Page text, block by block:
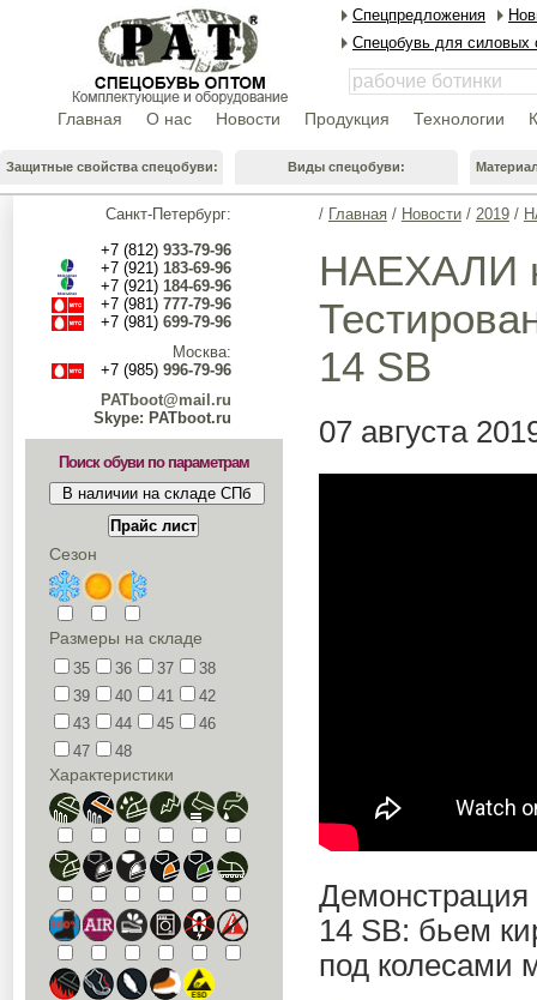
Санкт-Петербург:
+7 (812) 933-79-96
+7 (921) 183-69-96
+7 (921) 184-69-96
+7 (981) 777-79-96
+7 (981) 699-79-96
Москва:
+7 (985) 996-79-96
PATboot@mail.ru
Skype: PATboot.ru
Поиск обуви по параметрам
Сезон
Размеры на складе
35 36 37
38
39
40 41
42
43
44 45
46
47
48
Характеристики
/ Главная/ Новости/ 2019/
НАЕХАЛИ
14 SB
07 августа
14 SB: бьем
под колесами
Спецпредложения
Спецобувь для силовых
Главная О нас Новости Продукция Технологии
Защитные свойства спецобуви: Виды спецобуви: